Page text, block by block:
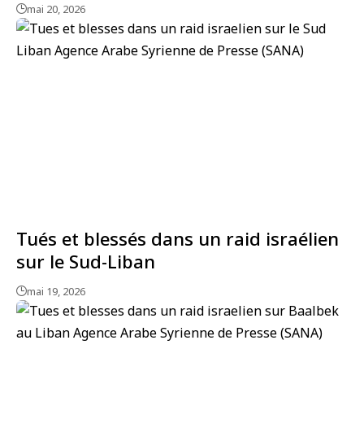
mai 20, 2026
Tués et blessés dans un raid israélien
sur le Sud-Liban
mai 19, 2026